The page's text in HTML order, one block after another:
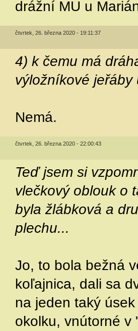
drážní MU u
čtvrtek, 26. března 2020 - 19:11:37
4) k čemu má
výložníkové
Nemá.
čtvrtek, 26. března 2020 - 22:00:43
Teď jsem si
vlečkový oblouk o
byla žlábková a
plechu...
Jo, to bola bežná
koľajnica, dali sa
na jeden taký
okolku, vnútorné v